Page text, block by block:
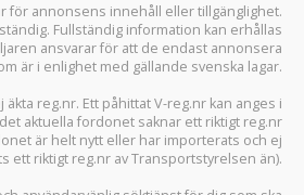
för annonsens innehåll eller tillgänglighet.
Fullständig information kan erhållas
ansvarar för att de endast annonsera
är i enlighet med gällande svenska lagar.
äkta reg.nr. Ett påhittat V-reg.nr kan anges i
aktuella fordonet saknar ett riktigt reg.nr
är helt nytt eller har importerats och ej
ett riktigt reg.nr av Transportstyrelsen än).